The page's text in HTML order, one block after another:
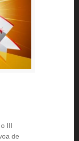
III
de